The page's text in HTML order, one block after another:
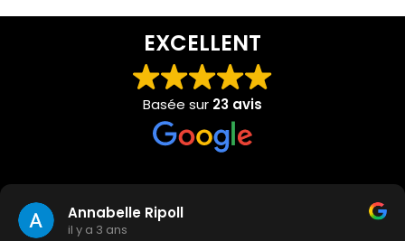
EXCELLENT
Basée sur 23 avis
Annabelle Ripoll
il y a 3 ans